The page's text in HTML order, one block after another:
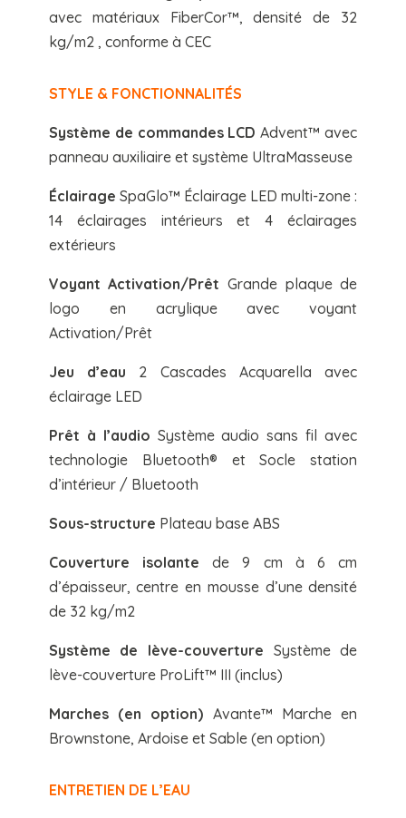
avec matériaux FiberCor™, densité de 32
kg/m2 , conforme à CEC
STYLE & FONCTIONNALITÉS
Système de commandes LCDAdvent™ avec
panneau auxiliaire et système UltraMasseuse
Éclairage SpaGlo™ Éclairage LED multi-zone :
14 éclairages intérieurs et 4 éclairages
extérieurs
Voyant Activation/Prêt Grande plaque de
logo en acrylique avec voyant
Activation/Prêt
Jeu d’eau 2 Cascades Acquarella avec
éclairage LED
Prêt à l’audio Système audio sans fil avec
technologie Bluetooth® et Socle station
d’intérieur / Bluetooth
Sous-structure Plateau base ABS​
Couverture isolantede 9 cm à 6 cm
d’épaisseur, centre en mousse d’une densité
de 32 kg/m2​
Système de lève-couverture Système de
lève-couverture ProLift™ III (inclus)
Marches (en option) Avante™ Marche en
Brownstone, Ardoise et Sable (en option)
ENTRETIEN DE L’EAU